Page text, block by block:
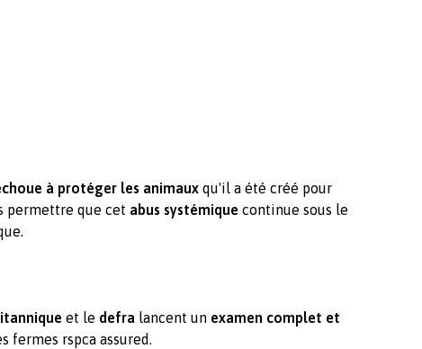
à protéger les animaux qu'il a été créé pour
permettre que cet abus systémique continue sous le
et le defra lancent un examen complet et
fermes rspca assured.